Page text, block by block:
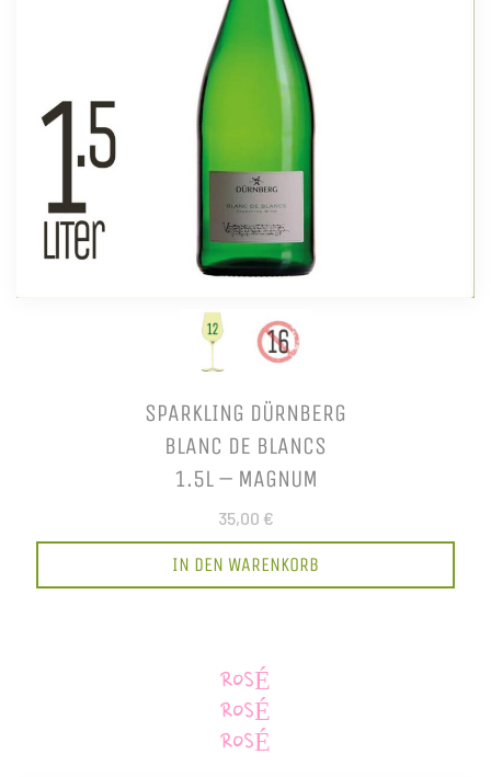
SPARKLING DÜRNBERG
BLANC DE BLANCS
1.5L – MAGNUM
35,00 €
IN DEN WARENKORB
ROSÉ
ROSÉ
ROSÉ